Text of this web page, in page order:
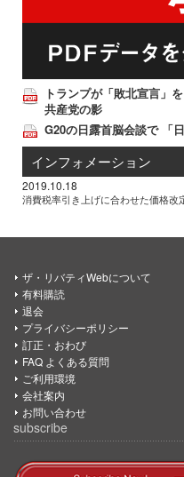
トランプが「敗北宣言」
共産党の影
G20の日露首脳会談で 「
インフォメーション
2019.10.18
消費税率引き上げに合わせた価格改
ザ・リバティWebについて
有料購読
退会
プライバシーポリシー
訂正・おわび
FAQ よくある質問
ご利用環境
会社案内
お問い合わせ
subscribe